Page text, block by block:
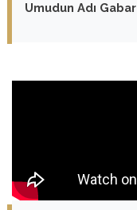
Umudun Adı Gabar